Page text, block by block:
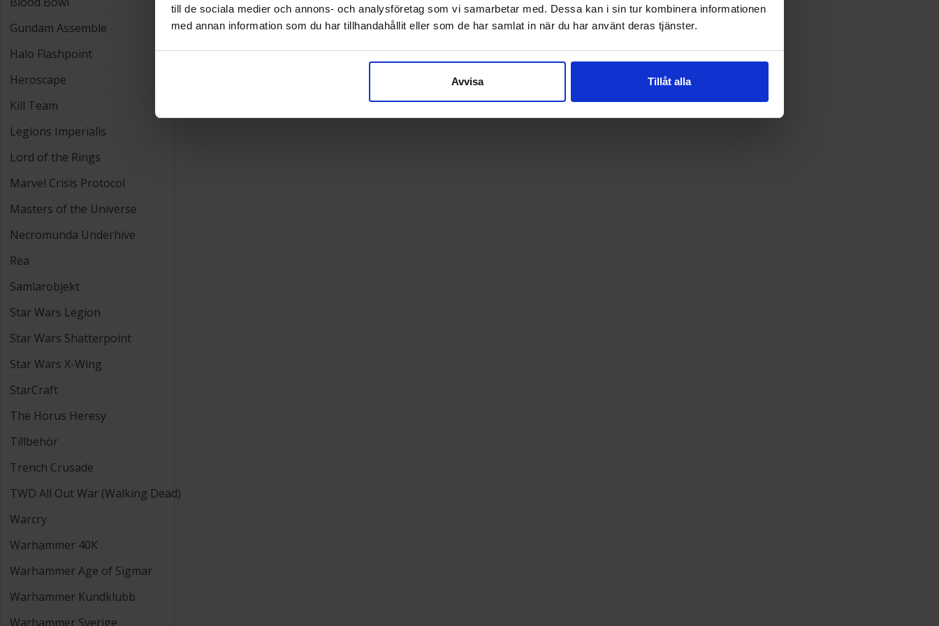
till de sociala medier och annons- och analysföretag som vi samarbetar med. Dessa kan i sin tur kombinera informationen
med annan information som du har tillhandahållit eller som de har samlat in när du har använt deras tjänster.
Avvisa Tillåt alla
Gundam Assemble
Halo Flashpoint
Heroscape
Kill Team
Legions Imperialis
Lord of the Rings
Marvel Crisis Protocol
Masters of the Universe
Necromunda Underhive
Rea
Samlarobjekt
Star Wars Legion
Star Wars Shatterpoint
Star Wars X-Wing
StarCraft
The Horus Heresy
Tillbehör
Trench Crusade
TWD All Out War (Walking Dead)
Warcry
Warhammer 40K
Warhammer Age of Sigmar
Warhammer Kundklubb
Warhammer Sverige
avancerade verktyg och målarmaterial.